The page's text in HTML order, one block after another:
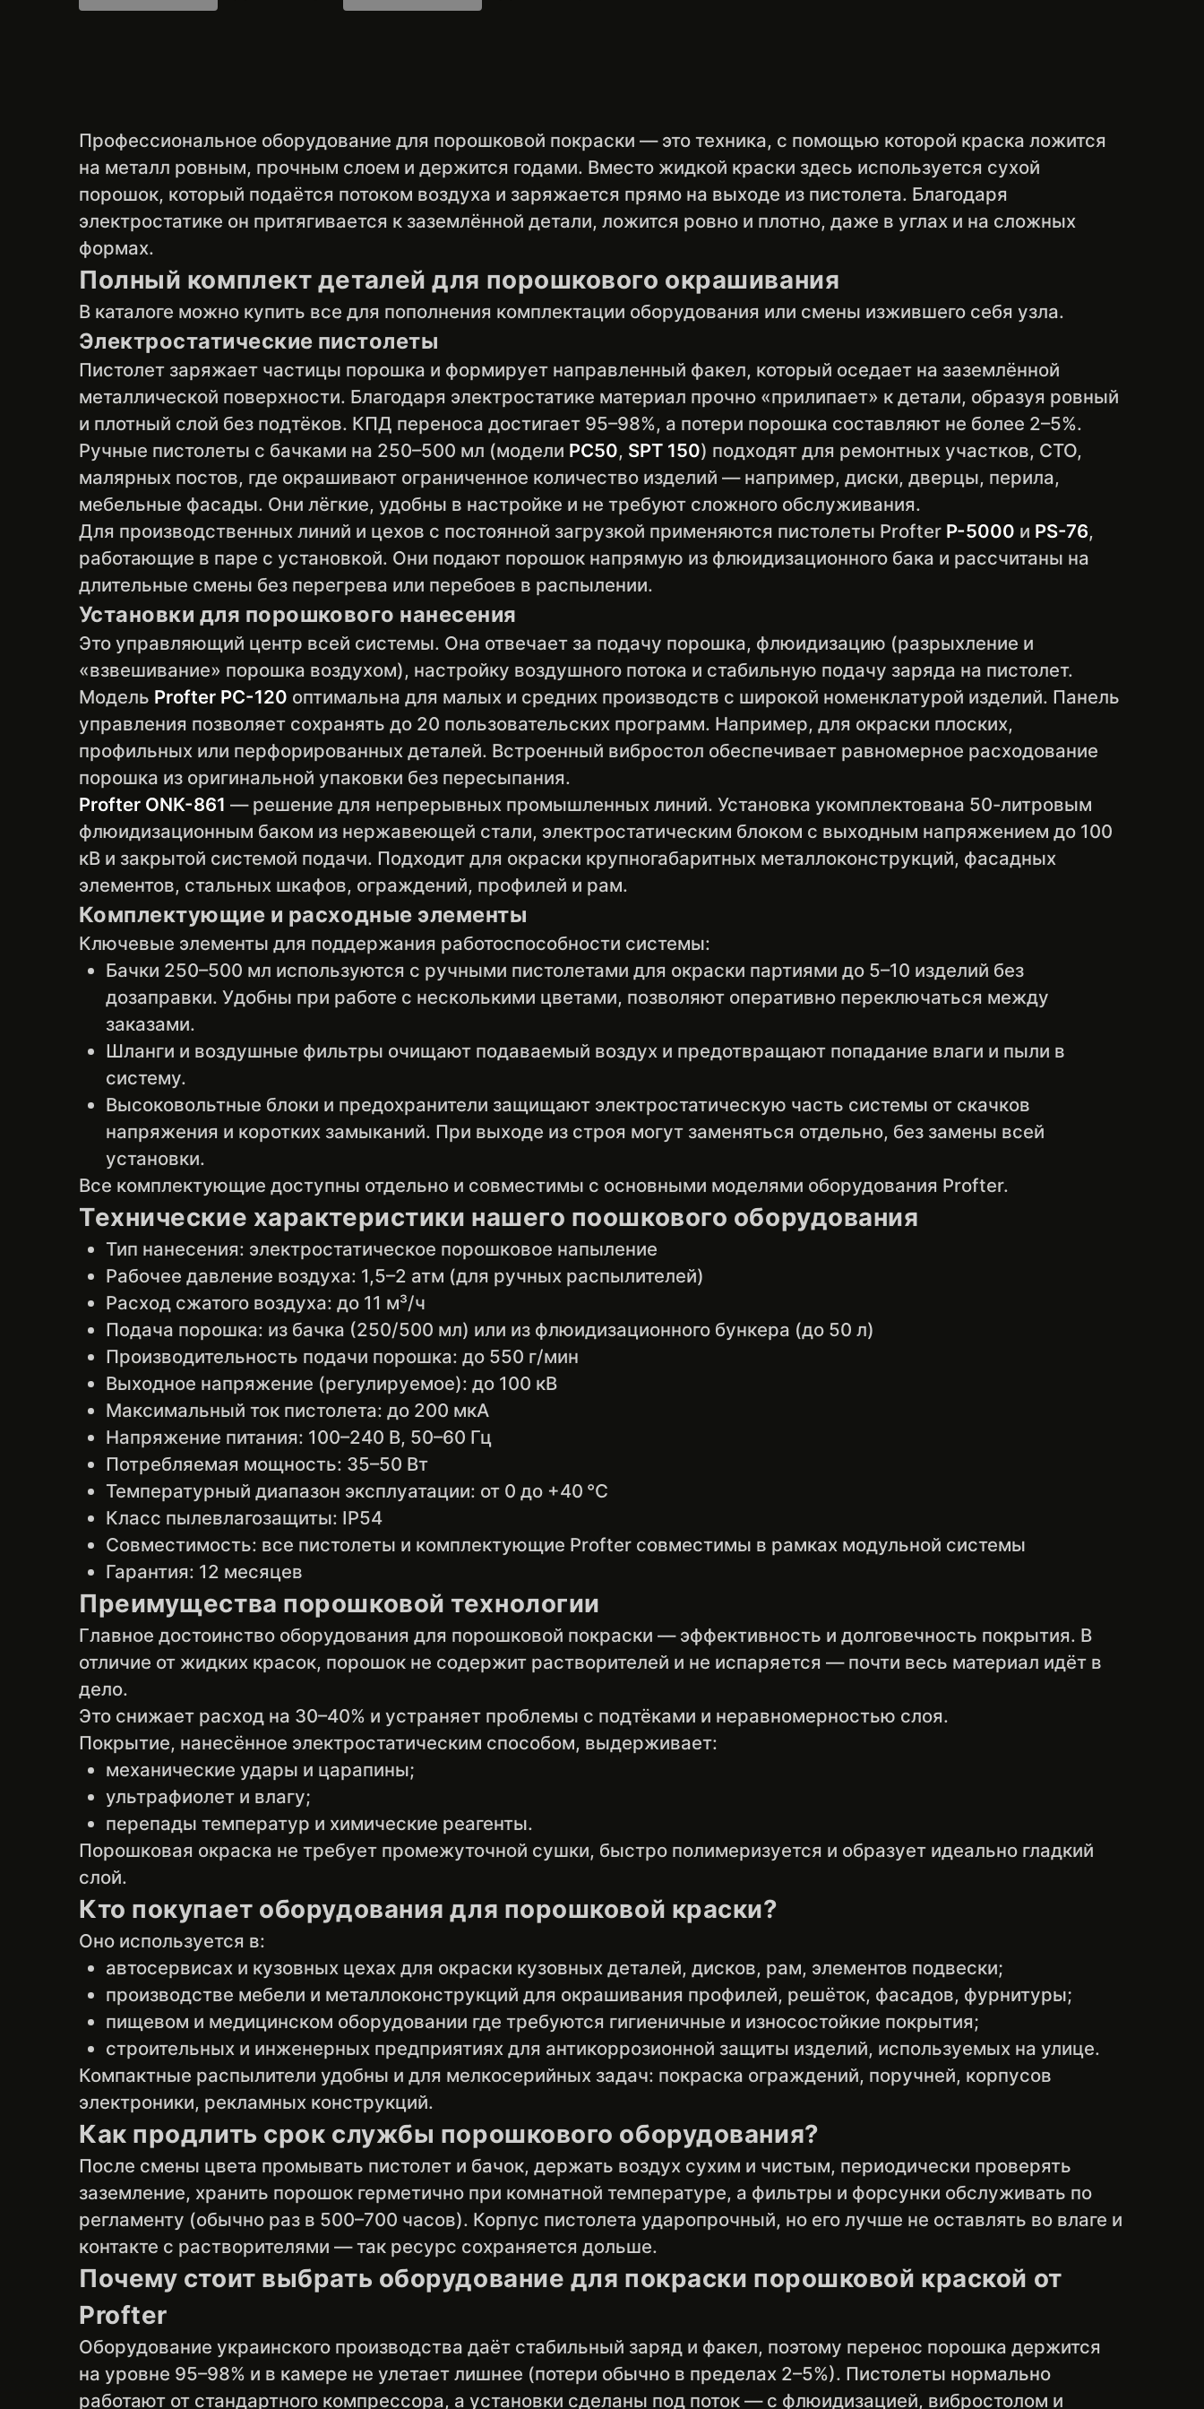
Профессиональное оборудование для порошковой покраски — это техника, с помощью которой краска ложится
на металл ровным, прочным слоем и держится годами. Вместо жидкой краски здесь используется сухой
порошок, который подаётся потоком воздуха и заряжается прямо на выходе из пистолета. Благодаря
электростатике он притягивается к заземлённой детали, ложится ровно и плотно, даже в углах и на сложных
формах.
Полный комплект деталей для порошкового окрашивания
В каталоге можно купить все для пополнения комплектации оборудования или смены изжившего себя узла.
Электростатические пистолеты
Пистолет заряжает частицы порошка и формирует направленный факел, который оседает на заземлённой
металлической поверхности. Благодаря электростатике материал прочно «прилипает» к детали, образуя ровный
и плотный слой без подтёков. КПД переноса достигает 95–98%, а потери порошка составляют не более 2–5%.
Ручные пистолеты с бачками на 250–500 мл (модели PC50, SPT 150) подходят для ремонтных участков, СТО,
малярных постов, где окрашивают ограниченное количество изделий — например, диски, дверцы, перила,
мебельные фасады. Они лёгкие, удобны в настройке и не требуют сложного обслуживания.
Для производственных линий и цехов с постоянной загрузкой применяются пистолеты Profter P-5000 и PS-76,
работающие в паре с установкой. Они подают порошок напрямую из флюидизационного бака и рассчитаны на
длительные смены без перегрева или перебоев в распылении.
Установки для порошкового нанесения
Это управляющий центр всей системы. Она отвечает за подачу порошка, флюидизацию (разрыхление и
«взвешивание» порошка воздухом), настройку воздушного потока и стабильную подачу заряда на пистолет.
Модель Profter PC-120 оптимальна для малых и средних производств с широкой номенклатурой изделий. Панель
управления позволяет сохранять до 20 пользовательских программ. Например, для окраски плоских,
профильных или перфорированных деталей. Встроенный вибростол обеспечивает равномерное расходование
порошка из оригинальной упаковки без пересыпания.
Profter ONK-861 — решение для непрерывных промышленных линий. Установка укомплектована 50-литровым
флюидизационным баком из нержавеющей стали, электростатическим блоком с выходным напряжением до 100
кВ и закрытой системой подачи. Подходит для окраски крупногабаритных металлоконструкций, фасадных
элементов, стальных шкафов, ограждений, профилей и рам.
Комплектующие и расходные элементы
Ключевые элементы для поддержания работоспособности системы:
Бачки 250–500 мл используются с ручными пистолетами для окраски партиями до 5–10 изделий без
дозаправки. Удобны при работе с несколькими цветами, позволяют оперативно переключаться между
заказами.
Шланги и воздушные фильтры очищают подаваемый воздух и предотвращают попадание влаги и пыли в
систему.
Высоковольтные блоки и предохранители защищают электростатическую часть системы от скачков
напряжения и коротких замыканий. При выходе из строя могут заменяться отдельно, без замены всей
установки.
Все комплектующие доступны отдельно и совместимы с основными моделями оборудования Profter.
Технические характеристики нашего поошкового оборудования
Тип нанесения: электростатическое порошковое напыление
Рабочее давление воздуха: 1,5–2 атм (для ручных распылителей)
Расход сжатого воздуха: до 11 м³/ч
Подача порошка: из бачка (250/500 мл) или из флюидизационного бункера (до 50 л)
Производительность подачи порошка: до 550 г/мин
Выходное напряжение (регулируемое): до 100 кВ
Максимальный ток пистолета: до 200 мкА
Напряжение питания: 100–240 В, 50–60 Гц
Потребляемая мощность: 35–50 Вт
Температурный диапазон эксплуатации: от 0 до +40 °C
Класс пылевлагозащиты: IP54
Совместимость: все пистолеты и комплектующие Profter совместимы в рамках модульной системы
Гарантия: 12 месяцев
Преимущества порошковой технологии
Главное достоинство оборудования для порошковой покраски — эффективность и долговечность покрытия. В
отличие от жидких красок, порошок не содержит растворителей и не испаряется — почти весь материал идёт в
дело.
Это снижает расход на 30–40% и устраняет проблемы с подтёками и неравномерностью слоя.
Покрытие, нанесённое электростатическим способом, выдерживает:
механические удары и царапины;
ультрафиолет и влагу;
перепады температур и химические реагенты.
Порошковая окраска не требует промежуточной сушки, быстро полимеризуется и образует идеально гладкий
слой.
Кто покупает оборудования для порошковой краски?
Оно используется в:
автосервисах и кузовных цехах для окраски кузовных деталей, дисков, рам, элементов подвески;
производстве мебели и металлоконструкций для окрашивания профилей, решёток, фасадов, фурнитуры;
пищевом и медицинском оборудовании где требуются гигиеничные и износостойкие покрытия;
строительных и инженерных предприятиях для антикоррозионной защиты изделий, используемых на улице.
Компактные распылители удобны и для мелкосерийных задач: покраска ограждений, поручней, корпусов
электроники, рекламных конструкций.
Как продлить срок службы порошкового оборудования?
После смены цвета промывать пистолет и бачок, держать воздух сухим и чистым, периодически проверять
заземление, хранить порошок герметично при комнатной температуре, а фильтры и форсунки обслуживать по
регламенту (обычно раз в 500–700 часов). Корпус пистолета ударопрочный, но его лучше не оставлять во влаге и
контакте с растворителями — так ресурс сохраняется дольше.
Почему стоит выбрать оборудование для покраски порошковой краской от
Profter
Оборудование украинского производства даёт стабильный заряд и факел, поэтому перенос порошка держится
на уровне 95–98% и в камере не улетает лишнее (потери обычно в пределах 2–5%). Пистолеты нормально
работают от стандартного компрессора, а установки сделаны под поток — с флюидизацией, вибростолом и